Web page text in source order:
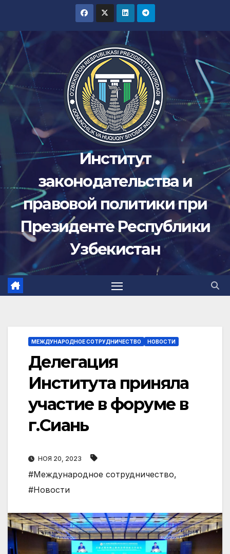
содержимому
Институт
законодательства и
правовой политики при
Президенте Республики
Узбекистан
МЕЖДУНАРОДНОЕ СОТРУДНИЧЕСТВО НОВОСТИ
Делегация
Института приняла
участие в форуме в
г.Сиань
НОЯ 20, 2023
#Международное сотрудничество,
#Новости